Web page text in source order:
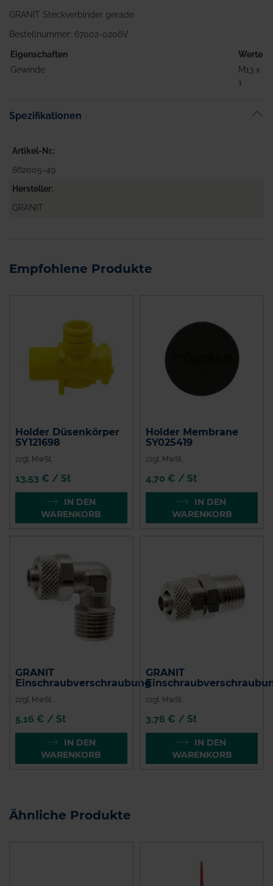
GRANIT Steckverbinder gerade
Bestellnummer: 67002-0206V
Eigenschaften
Werte
Gewinde
M13 x
1
Spezifikationen
Artikel-Nr.
862005-49
Hersteller
GRANIT
Empfohlene Produkte
Holder Düsenkörper
SY121698
zzgl. MwSt.
13,53 € / St
IN DEN
WARENKORB
Holder Membrane
SY025419
zzgl. MwSt.
4,70 € / St
IN DEN
WARENKORB
GRANIT
Einschraubverschraubung
zzgl. MwSt.
5,16 € / St
IN DEN
WARENKORB
GRANIT
zzgl. MwSt.
3,76 € / St
IN DEN
WARENKORB
Ähnliche Produkte